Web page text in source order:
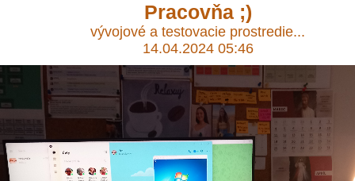
Pracovňa ;)
vývojové a testovacie prostredie...
14.04.2024 05:46